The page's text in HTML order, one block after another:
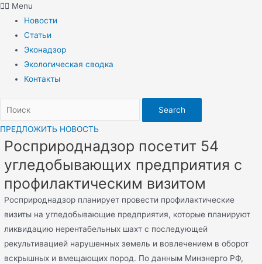
Menu
Новости
Статьи
Эконадзор
Экологическая сводка
Контакты
Search
ПРЕДЛОЖИТЬ НОВОСТЬ
Росприроднадзор посетит 54
угледобывающих предприятия с
профилактическим визитом
Росприроднадзор планирует провести профилактические
визиты на угледобывающие предприятия, которые планируют
ликвидацию нерентабельных шахт с последующей
рекультивацией нарушенных земель и вовлечением в оборот
вскрышных и вмещающих пород. По данным Минэнерго РФ,